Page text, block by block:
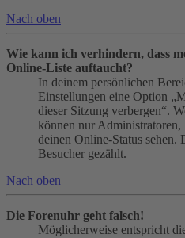
Nach oben
Wie kann ich verhindern, dass
Online-Liste auftaucht?
In deinem persönlichen
Einstellungen eine Option
dieser Sitzung verbergen“.
können nur
deinen Online-Status sehen.
Besucher gezählt.
Nach oben
Die Forenuhr geht falsch!
Möglicherweise entspricht